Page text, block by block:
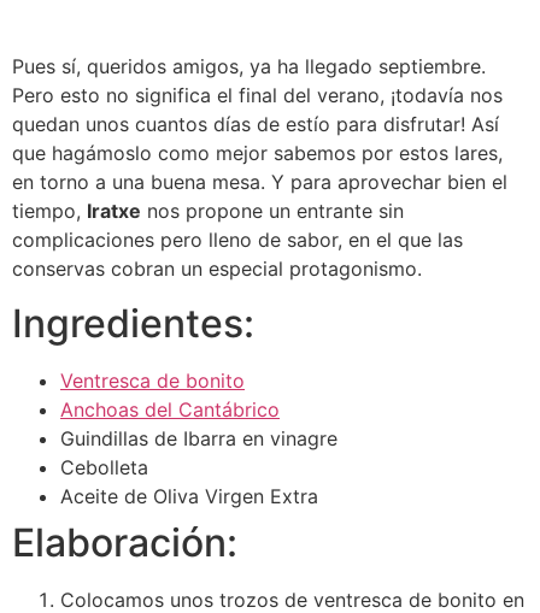
Pues sí, queridos amigos, ya ha llegado septiembre.
Pero esto no significa el final del verano, ¡todavía nos
quedan unos cuantos días de estío para disfrutar! Así
que hagámoslo como mejor sabemos por estos lares,
en torno a una buena mesa. Y para aprovechar bien el
tiempo, Iratxe nos propone un entrante sin
complicaciones pero lleno de sabor, en el que las
conservas cobran un especial protagonismo.
Ingredientes:
Ventresca de bonito
Anchoas del Cantábrico
Guindillas de Ibarra en vinagre
Cebolleta
Aceite de Oliva Virgen Extra
Elaboración:
Colocamos unos trozos de ventresca de bonito en